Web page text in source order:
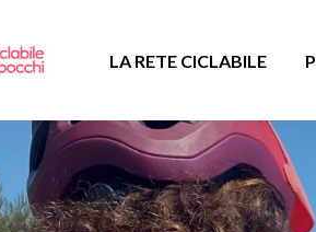
LA RETE CICLABILE